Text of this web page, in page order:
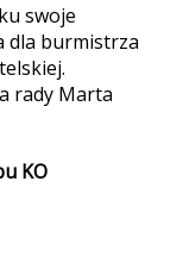
swoje
dla burmistrza
rady Marta
KO